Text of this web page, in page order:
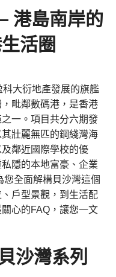
港島南岸的
活圈
大衍地產發展的旗艦
毗鄰數碼港，是香港
一。項目共分六期發
壯麗無匹的鋼綫灣海
鄰近國際學校的優
隱的本地富豪、企業
全面解構貝沙灣這個
戶型景觀，到生活配
心的FAQ，讓您一文
沙灣系列